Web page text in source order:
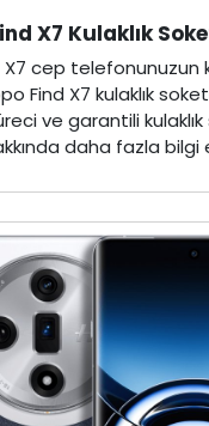
X7 Kulaklık
cep telefonunuzun
Find X7 kulaklık
ve garantili kulaklık
daha fazla bilgi